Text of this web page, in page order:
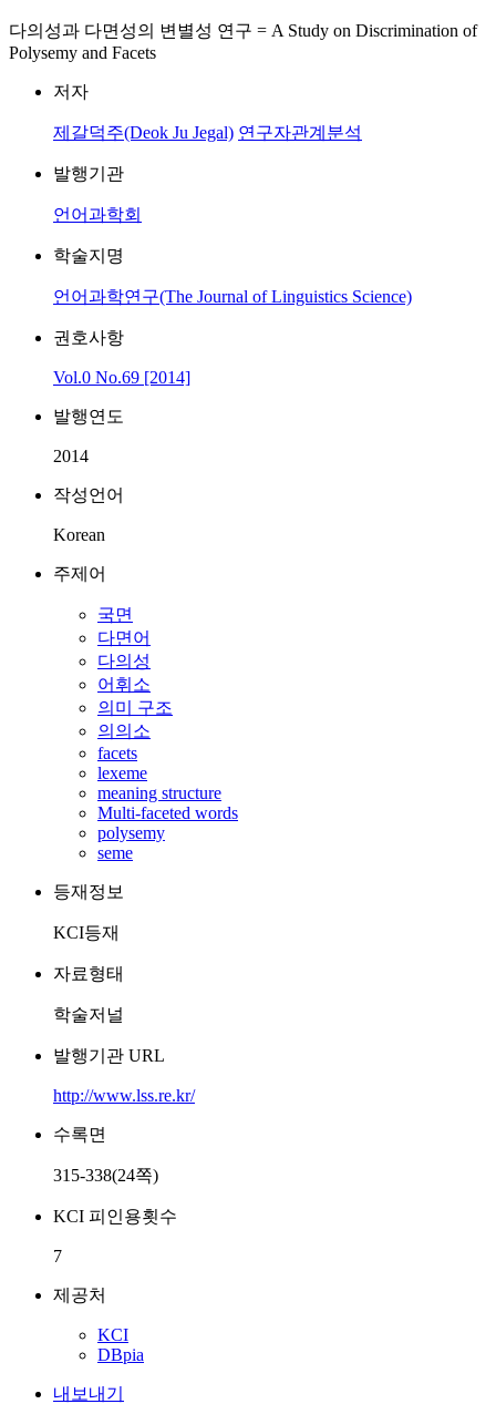
다의성과 다면성의 변별성 연구 = A Study on Discrimination of
Polysemy and Facets
저자
제갈덕주(Deok Ju Jegal) 연구자관계분석
발행기관
언어과학회
학술지명
언어과학연구(The Journal of Linguistics Science)
권호사항
Vol.0 No.69 [2014]
발행연도
2014
작성언어
Korean
주제어
국면
다면어
다의성
어휘소
의미 구조
의의소
facets
lexeme
meaning structure
Multi-faceted words
polysemy
seme
등재정보
KCI등재
자료형태
학술저널
발행기관 URL
http://www.lss.re.kr/
수록면
315-338(24쪽)
KCI 피인용횟수
7
제공처
KCI
DBpia
내보내기